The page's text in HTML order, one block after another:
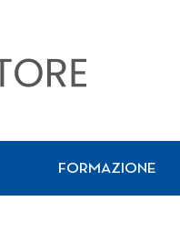
FORMAZIONE